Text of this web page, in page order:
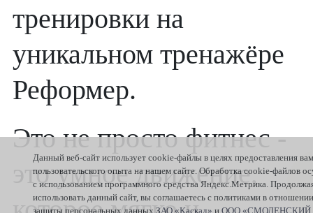
тренировки на
уникальном тренажёре
Реформер.
Это не просто фитнес -
это умное движение,
Данный веб-сайт использует cookie-файлы в целях предоставления
пользовательского опыта на нашем сайте. Обработка cookie-файлов
с использованием программного средства Яндекс.Метрика.
использовать данный сайт, вы соглашаетесь с политиками в
защиты персональных данных ЗАО «Каскад» и ООО «СМОЛЕНСКИЙ